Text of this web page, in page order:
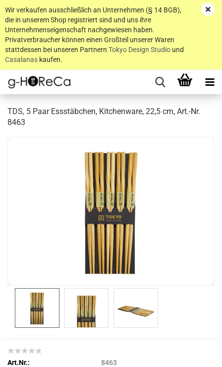
Wir verkaufen ausschließlich an Unternehmen (§ 14 BGB),
die in unserem Shop registriert sind und uns ihre
Unternehmenseigenschaft nachgewiesen haben.
Privatverbraucher können einen Großteil unserer Waren
stattdessen bei unseren Partnern Tokyo Design Studio und
Casalanas kaufen.
TDS, 5 Paar Essstäbchen, Kitchenware, 22,5 cm, Art.-Nr.
8463
Art.Nr.:
8463